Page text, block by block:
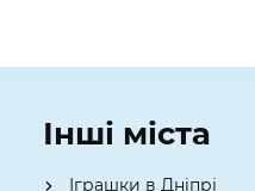
Інші міста
Іграшки в Дніпрі